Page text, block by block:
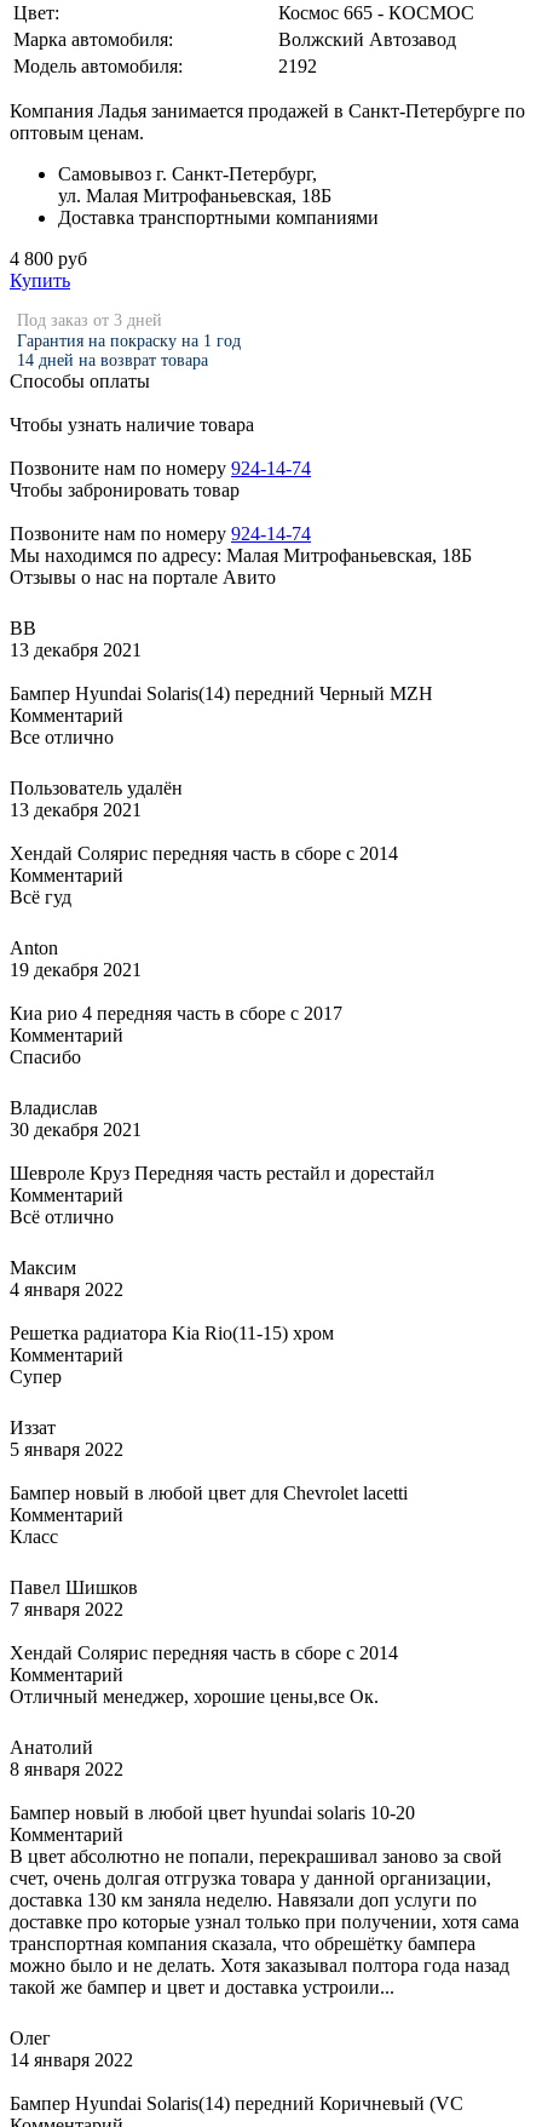
Цвет:
Космос 665 - КОСМОС
Марка автомобиля:
Волжский Автозавод
Модель автомобиля:
2192
Компания Ладья занимается продажей в Санкт-Петербурге по
оптовым ценам.
Самовывоз г. Санкт-Петербург,
ул. Малая Митрофаньевская, 18Б
Доставка транспортными компаниями
4 800 руб
Купить
Под заказ от 3 дней
Гарантия на покраску на 1 год
14 дней на возврат товара
Способы оплаты
Чтобы узнать наличие товара
Позвоните нам по номеру 924-14-74
Чтобы забронировать товар
Позвоните нам по номеру 924-14-74
Мы находимся по адресу: Малая Митрофаньевская, 18Б
Отзывы о нас на портале Авито
ВВ
13 декабря 2021
Бампер Hyundai Solaris(14) передний Черный MZH
Комментарий
Все отлично
Пользователь удалён
13 декабря 2021
Хендай Солярис передняя часть в сборе с 2014
Комментарий
Всё гуд
Anton
19 декабря 2021
Киа рио 4 передняя часть в сборе с 2017
Комментарий
Спасибо
Владислав
30 декабря 2021
Шевроле Круз Передняя часть рестайл и дорестайл
Комментарий
Всё отлично
Максим
4 января 2022
Решетка радиатора Kia Rio(11-15) хром
Комментарий
Супер
Иззат
5 января 2022
Бампер новый в любой цвет для Chevrolet lacetti
Комментарий
Класс
Павел Шишков
7 января 2022
Хендай Солярис передняя часть в сборе с 2014
Комментарий
Отличный менеджер, хорошие цены,все Ок.
Анатолий
8 января 2022
Бампер новый в любой цвет hyundai solaris 10-20
Комментарий
В цвет абсолютно не попали, перекрашивал заново за свой
счет, очень долгая отгрузка товара у данной организации,
доставка 130 км заняла неделю. Навязали доп услуги по
доставке про которые узнал только при получении, хотя сама
транспортная компания сказала, что обрешётку бампера
можно было и не делать. Хотя заказывал полтора года назад
такой же бампер и цвет и доставка устроили...
Олег
14 января 2022
Бампер Hyundai Solaris(14) передний Коричневый (VC